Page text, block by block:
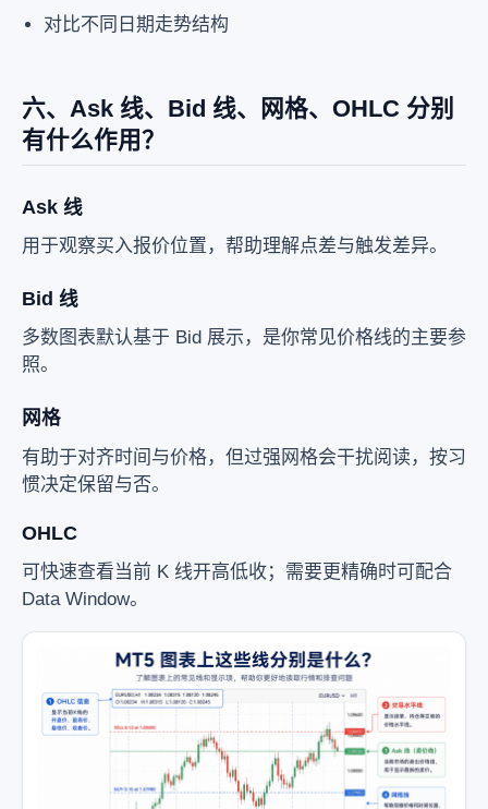
对比不同日期走势结构
六、Ask 线、Bid 线、网格、OHLC 分别
有什么作用？
Ask 线
用于观察买入报价位置，帮助理解点差与触发差异。
Bid 线
多数图表默认基于 Bid 展示，是你常见价格线的主要参
照。
网格
有助于对齐时间与价格，但过强网格会干扰阅读，按习
惯决定保留与否。
OHLC
可快速查看当前 K 线开高低收；需要更精确时可配合
Data Window。